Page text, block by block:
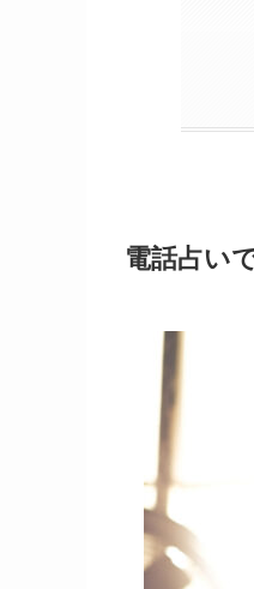
電話占い